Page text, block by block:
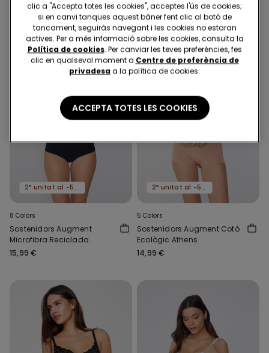
2ª unitat al -50%
8 Colors
Sostenidors Augment
Microfibra Reciclada
Athens
15,99 €
2ª unitat al -50%
5 Colors
Sostenidors Augment Cotó
Ecològic Athens
14,99 €
clic a "Accepta totes les cookies", acceptes l'ús de cookies;
si en canvi tanques aquest bàner fent clic al botó de
tancament, seguiràs navegant i les cookies no estaran
actives. Per a més informació sobre les cookies, consulta la
Política de cookies. Per canviar les teves preferències, fes
clic en qualsevol moment a Centre de preferència de
privadesa a la política de cookies.
ACCEPTA TOTES LES COOKIES